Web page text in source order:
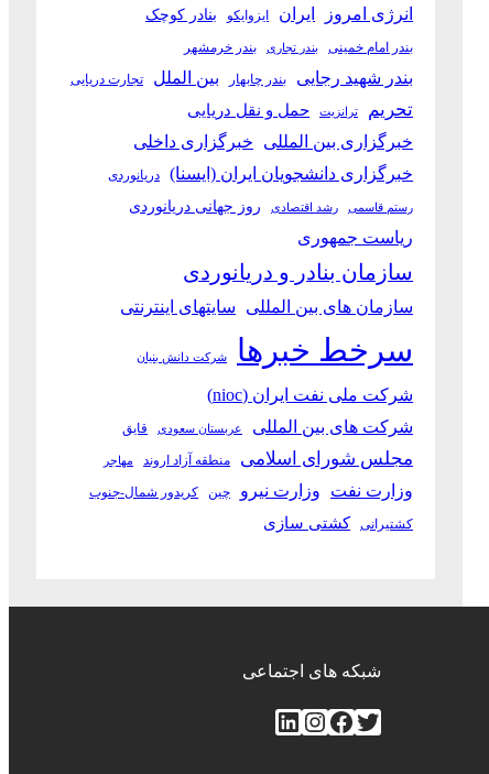
انرژی امروز ایران ایزوایکو بنادر کوچک
بندر امام خمینی بندر تجاری بندر خرمشهر
بندر شهید رجایی بندر چابهار بین الملل تجارت دریایی
تحریم ترانزیت حمل و نقل دریایی
خبرگزاری بین المللی خبرگزاری داخلی
خبرگزاری دانشجویان ایران (ایسنا)
دریانوردی
رستم قاسمی رشد اقتصادی روز جهانی دریانوردی
ریاست جمهوری
سازمان بنادر و دریانوردی
سازمان های بین المللی سایتهای اینترنتی
سرخط خبرها شرکت دانش بنیان
شرکت ملی نفت ایران (nioc)
شرکت های بین المللی
عربستان سعودی قایق
مجلس شورای اسلامی منطقه آزاد اروند مهاجر
وزارت نفت وزارت نیرو چین کریدور شمال-جنوب
کشتیرانی کشتی سازی
شبکه های اجتماعی
توییتر فیس‌بوکاینستاگرم لینکداین